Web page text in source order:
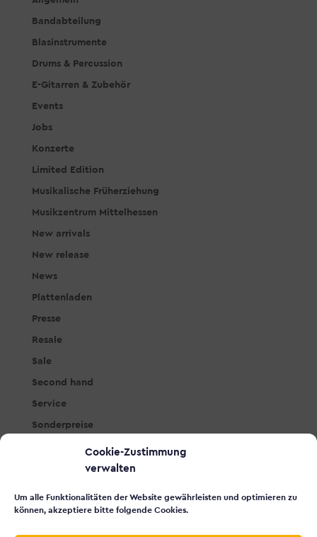
Cookie-Zustimmung
verwalten
Um alle Funktionalitäten der Website gewährleisten und optimieren zu
können, akzeptiere bitte folgende Cookies.
Bandabteilung
Blasinstrumente
Drums & Percussion
E-Gitarren & Zubehör
Events
Jobs
Konzerte
Limited Edition
Musikalische Früherziehung
Musikzentrum Mittelhessen
New arrivals
New release
News
Plattenladen
Presse
Resale
Sale
Second hand
Service
Sonderpreise
Tasteninstrumente
Zubehör